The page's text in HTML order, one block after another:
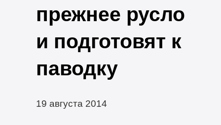
прежнее русло
и подготовят к
паводку
19 августа 2014